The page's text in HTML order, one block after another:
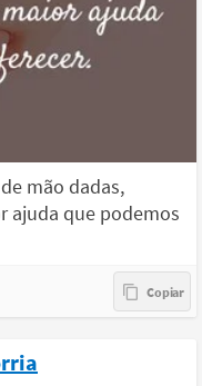
mão dadas,
ajuda que podemos